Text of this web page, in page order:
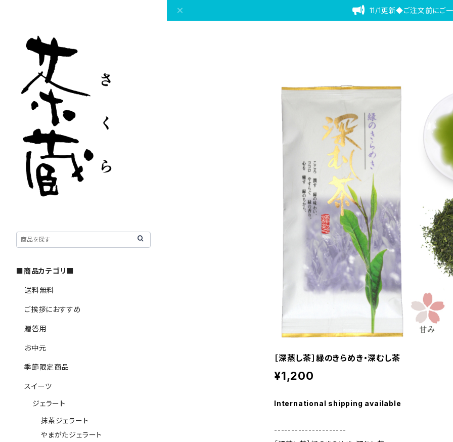
11/1更新◆ご注文前にご
［深蒸し茶］緑のきらめき・深むし茶
¥1,200
International shipping available
---------------------
■商品カテゴリ■
送料無料
ご挨拶におすすめ
贈答用
お中元
季節限定商品
スイーツ
ジェラート
抹茶ジェラート
やまがたジェラート